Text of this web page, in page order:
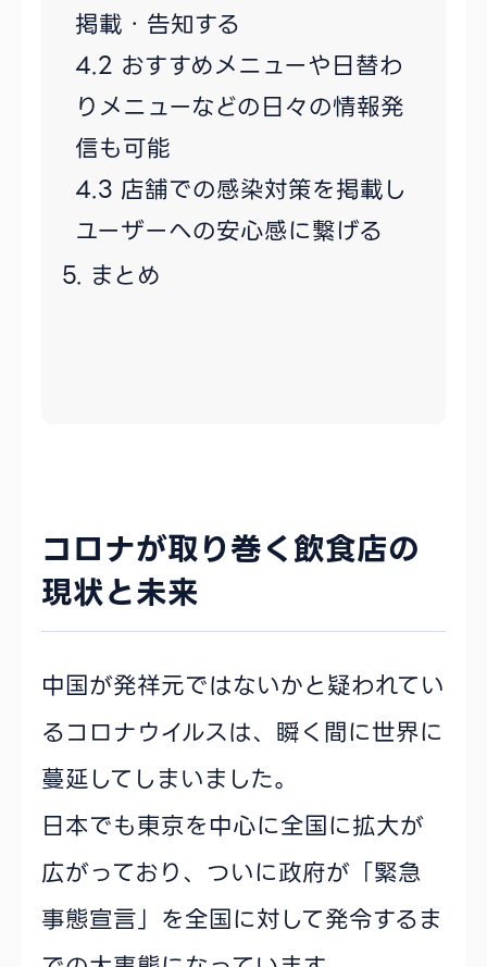
掲載・告知する
おすすめメニューや日替わ
りメニューなどの日々の情報発
信も可能
店舗での感染対策を掲載し
ユーザーへの安心感に繋げる
まとめ
コロナが取り巻く飲食店の
現状と未来
中国が発祥元ではないかと疑われてい
るコロナウイルスは、瞬く間に世界に
蔓延してしまいました。
日本でも東京を中心に全国に拡大が
広がっており、ついに政府が「緊急
事態宣言」を全国に対して発令するま